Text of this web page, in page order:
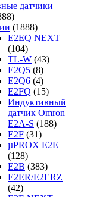
датчики
(1888)
E2EQ NEXT
(104)
TL-W (43)
E2Q5 (8)
E2Q6 (4)
E2FQ (15)
Индуктивный
датчик Omron
E2A-S (188)
E2F (31)
µPROX E2E
(128)
E2B (383)
E2ER/E2ERZ
(42)